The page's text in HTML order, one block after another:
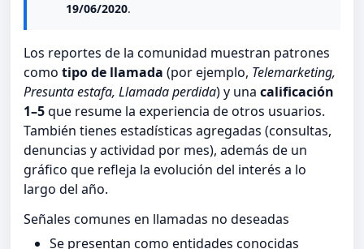
19/06/2020.
Los reportes de la comunidad muestran patrones
como tipo de llamada (por ejemplo, Telemarketing,
Presunta estafa, Llamada perdida) y una calificación
1–5que resume la experiencia de otros usuarios.
También tienes estadísticas agregadas (consultas,
denuncias y actividad por mes), además de un
gráfico que refleja la evolución del interés a lo
largo del año.
Señales comunes en llamadas no deseadas
Se presentan como entidades conocidas